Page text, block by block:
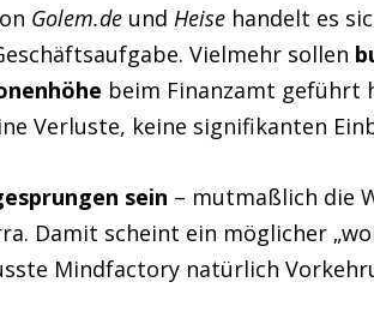
Golem.de undHeise handelt es
Vielmehr sollen
beim Finanzamt geführt
Verluste, keine signifikanten
sein – mutmaßlich die
Damit scheint ein möglicher
Mindfactory natürlich